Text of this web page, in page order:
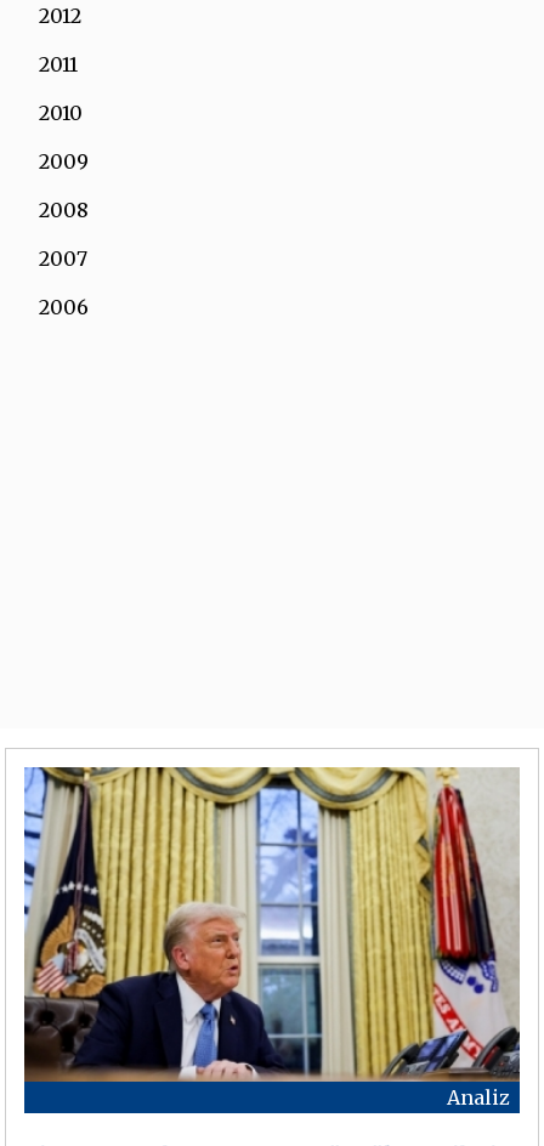
2012
2011
2010
2009
2008
2007
2006
Analiz